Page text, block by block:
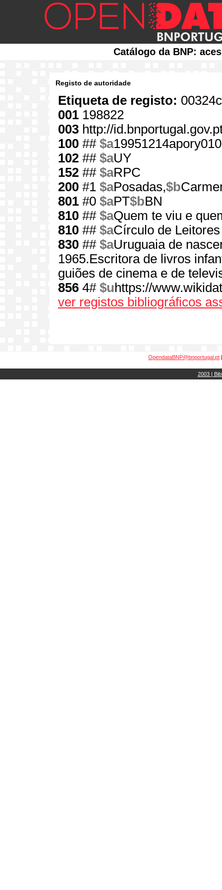
Catálogo da BNP:
Registo de autoridade
Etiqueta de registo:
001 198822
003 http://
100 ## $a
102 ## $aUY
152 ## $aRPC
200 #1 $aPosadas,$b
801 #0 $aPT$bBN
810 ## $aQuem te viu e
810 ## $aCírculo de Leitores
830 ## $aUruguaia de
1965.Escritora de livros
guiões de cinema e de
856 4# $u https://
ver registos bibliográficos
OpendataBNP@bnportugal.pt
2003 |